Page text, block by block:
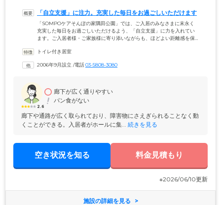
「自立支援」に注力。充実した毎日をお過ごしいただけます
「SOMPOケアそんぽの家隅田公園」では、ご入居のみなさまに末永く
充実した毎日をお過ごしいただけるよう、「自立支援」に力を入れてい
ます。ご入居者様・ご家族様に寄り添いながらも、ほどよい距離感を保
決定を、そっとサポート。なにもかもスタッフがお手伝いするのではな
スタイルに最適なケアサービスをご提供しています。日常生活のなかで
トイレ付き居室
2006年9月設立 /電話03-5808-3080
2.6
廊下が広く通りやすい
パン食がない
廊下や通路が広く取られており、障害物にさえぎられることなく動
くことができる。入居者がホールに集... 続きを見る
空き状況を知る 料金見積もり
※2026/06/10更新
施設の詳細を見る